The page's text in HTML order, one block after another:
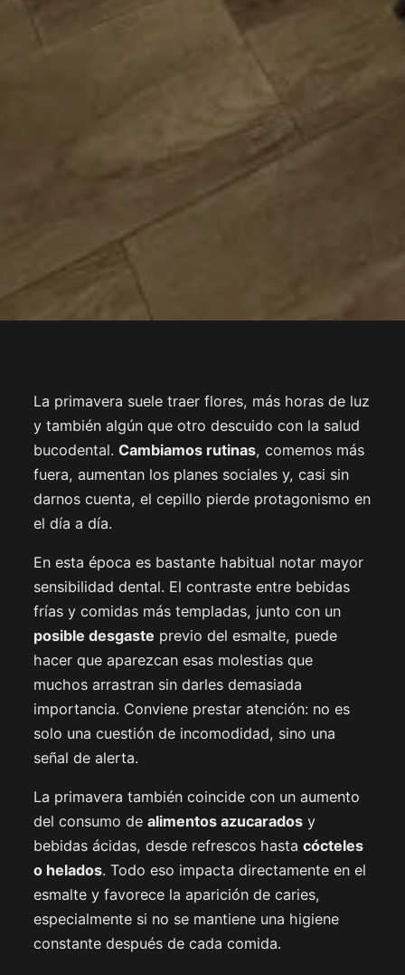
La primavera suele traer flores, más horas de luz
y también algún que otro descuido con la salud
bucodental.Cambiamos rutinas, comemos más
fuera, aumentan los planes sociales y, casi sin
darnos cuenta, el cepillo pierde protagonismo en
el día a día.
En esta época es bastante habitual notar mayor
sensibilidad dental. El contraste entre bebidas
frías y comidas más templadas, junto con un
posible desgaste previo del esmalte, puede
hacer que aparezcan esas molestias que
muchos arrastran sin darles demasiada
importancia. Conviene prestar atención: no es
solo una cuestión de incomodidad, sino una
señal de alerta.
La primavera también coincide con un aumento
del consumo dealimentos azucarados y
bebidas ácidas, desde refrescos hastacócteles
o helados. Todo eso impacta directamente en el
esmalte y favorece la aparición de caries,
especialmente si no se mantiene una higiene
constante después de cada comida.